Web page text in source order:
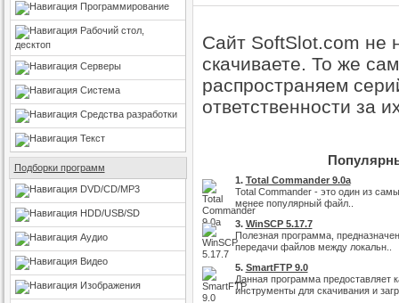
Программирование
Рабочий стол,
десктоп
Серверы
Система
Средства разработки
Текст
Подборки программ
DVD/CD/MP3
HDD/USB/SD
Аудио
Видео
Изображения
Сайт SoftSlot.com не
скачиваете. То же
распространяем
ответственности за
1. Total Commander 9.0a
Total Commander - это один из
менее популярный файл..
3. WinSCP 5.17.7
Полезная программа,
передачи файлов между локальн..
5. SmartFTP 9.0
Данная программа предоставляет
инструменты для скачивания и